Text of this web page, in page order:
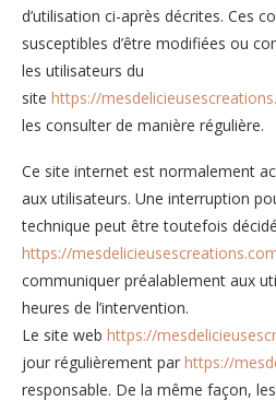
d’utilisation ci-après décrites. Ces
susceptibles d’être modifiées ou
les utilisateurs du
site https://
les consulter de manière régulière.
Ce site internet est normalement
aux utilisateurs. Une interruption
technique peut être toutefois
https://
communiquer préalablement aux
heures de l’intervention.
Le site web https://
jour régulièrement par https://
responsable. De la même façon,